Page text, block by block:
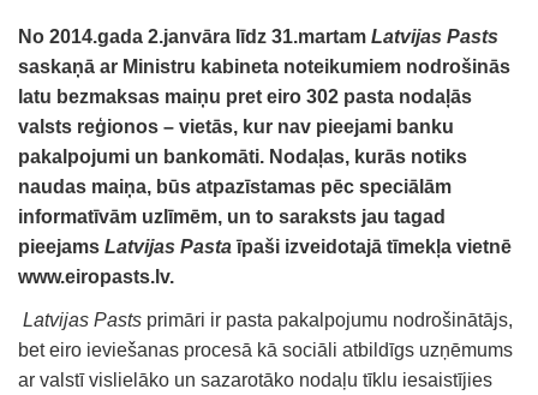
No 2014.gada 2.janvāra līdz 31.martam Latvijas Pasts
saskaņā ar Ministru kabineta noteikumiem nodrošinās
latu bezmaksas maiņu pret eiro 302 pasta nodaļās
valsts reģionos – vietās, kur nav pieejami banku
pakalpojumi un bankomāti. Nodaļas, kurās notiks
naudas maiņa, būs atpazīstamas pēc speciālām
informatīvām uzlīmēm, un to saraksts jau tagad
pieejams Latvijas Pastaīpaši izveidotajā tīmekļa vietnē
www.eiropasts.lv.
Latvijas Pasts primāri ir pasta pakalpojumu nodrošinātājs,
bet eiro ieviešanas procesā kā sociāli atbildīgs uzņēmums
ar valstī vislielāko un sazarotāko nodaļu tīklu iesaistījies